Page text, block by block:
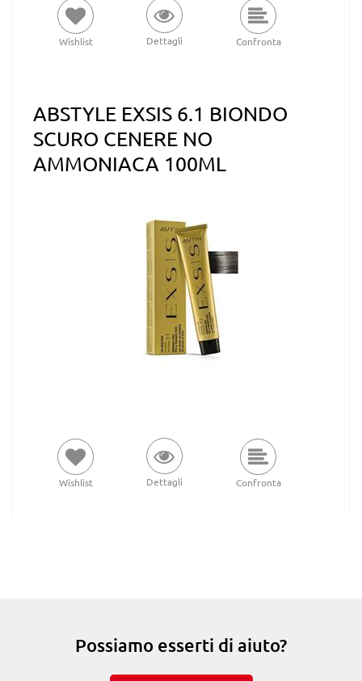
Wishlist Dettagli Confronta
ABSTYLE EXSIS 6.1 BIONDO
SCURO CENERE NO
AMMONIACA 100ML
Wishlist Dettagli Confronta
Possiamo esserti di aiuto?